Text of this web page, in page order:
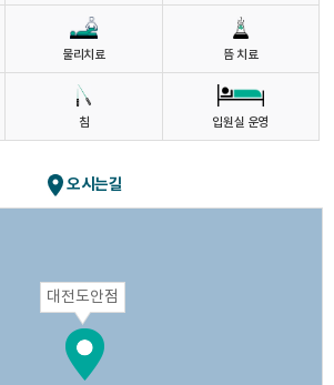
물리치료 뜸 치료
침 입원실 운영
오시는길
대전도안점